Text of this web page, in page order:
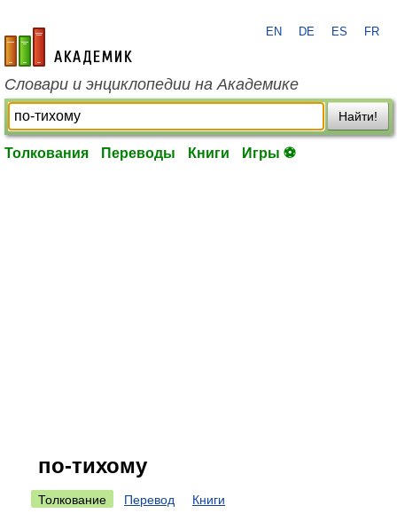
academic.ru
EN DE ES FR
Словари и энциклопедии на Академике
Найти!
Толкования Переводы Книги Игры ⚽
по-тихому
Толкование Перевод Книги